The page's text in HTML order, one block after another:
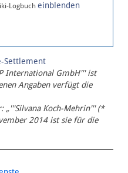
Logbuch einblenden
Settlement
International GmbH''' ist
Angaben verfügt die
„'''Silvana Koch-Mehrin''' (*
2014 ist sie für die